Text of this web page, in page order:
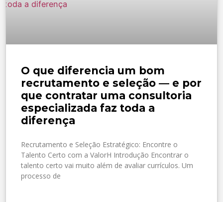
O que diferencia um bom
recrutamento e seleção — e por
que contratar uma consultoria
especializada faz toda a
diferença
Recrutamento e Seleção Estratégico: Encontre o
Talento Certo com a ValorH Introdução Encontrar o
talento certo vai muito além de avaliar currículos. Um
processo de